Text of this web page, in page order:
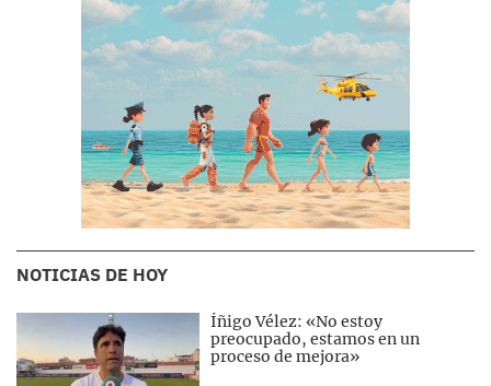
NOTICIAS DE HOY
Íñigo Vélez: «No estoy
preocupado, estamos en un
proceso de mejora»